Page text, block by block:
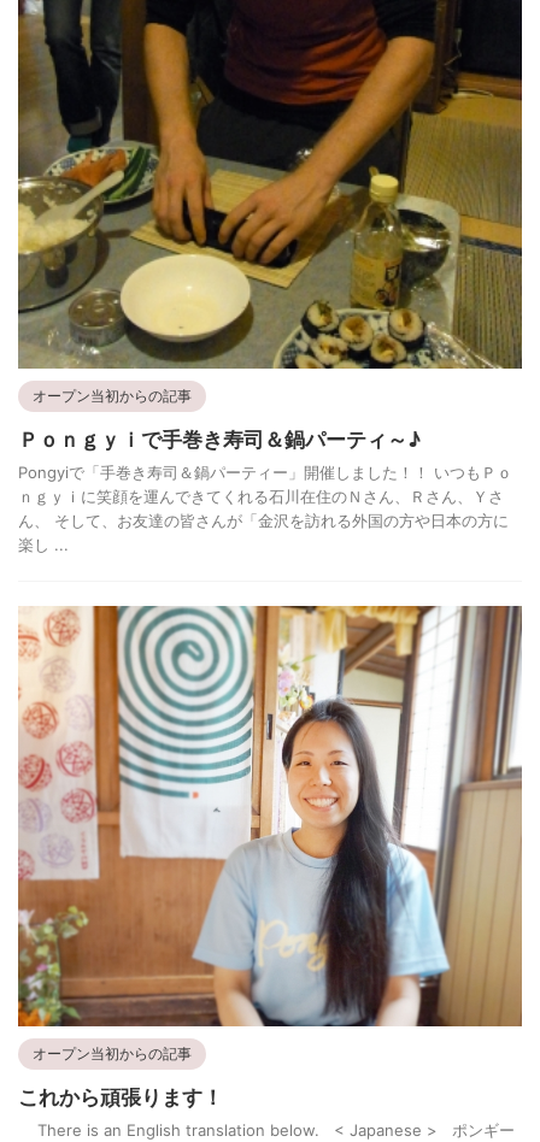
オープン当初からの記事
Ｐｏｎｇｙｉで手巻き寿司＆鍋パーティ～♪
Pongyiで「手巻き寿司＆鍋パーティー」開催しました！！ いつもＰｏ
ｎｇｙｉに笑顔を運んできてくれる石川在住のＮさん、Ｒさん、Ｙさ
ん、 そして、お友達の皆さんが「金沢を訪れる外国の方や日本の方に
楽し ...
オープン当初からの記事
これから頑張ります！
There is an English translation below. < Japanese > ポンギー